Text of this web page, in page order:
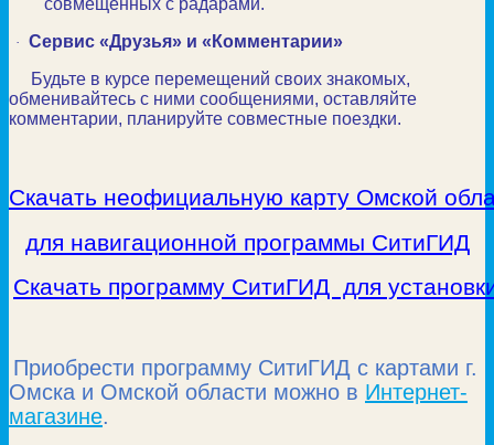
· Сервис «Друзья» и «Комментарии»
Будьте в курсе перемещений своих знакомых,
обменивайтесь с ними сообщениями, оставляйте
комментарии, планируйте совместные поездки.
Скачать неофициальную карту Омской
для навигационной программы СитиГИД
Скачать программу СитиГИД для
Приобрести программу СитиГИД с картами г.
Омска и Омской области можно в Интернет-
магазине.